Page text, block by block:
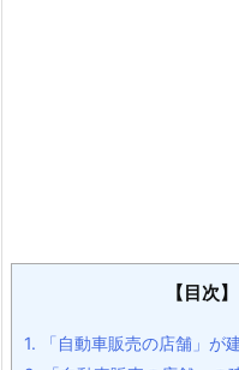
【目次】
1. 「自動車販売の店舗」が